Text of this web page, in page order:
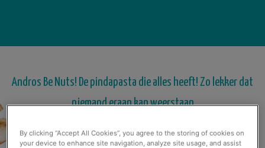
Andros Be Nuts! De pindapasta die alles heeft! Zo lekker dat
niemand eraan kan weerstaan
By clicking “Accept All Cookies”, you agree to the storing of cookies on
your device to enhance site navigation, analyze site usage, and assist